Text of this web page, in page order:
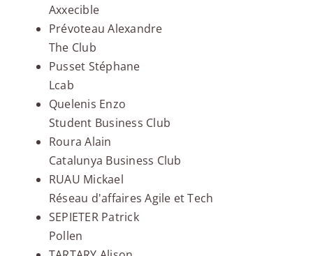
Axxecible
Prévoteau Alexandre
The Club
Pusset Stéphane
Lcab
Quelenis Enzo
Student Business Club
Roura Alain
Catalunya Business Club
RUAU Mickael
Réseau d'affaires Agile et Tech
SEPIETER Patrick
Pollen